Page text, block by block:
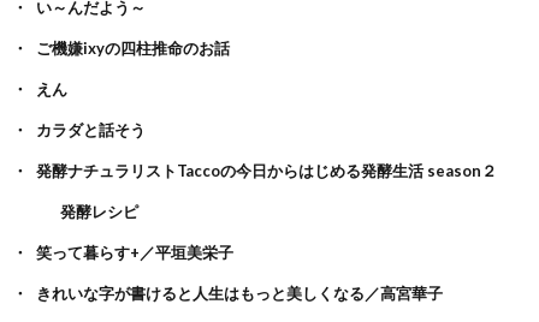
い～んだよう～
ご機嫌ixyの四柱推命のお話
えん
カラダと話そう
発酵ナチュラリストTaccoの今日からはじめる発酵生活 season２
発酵レシピ
笑って暮らす+／平垣美栄子
きれいな字が書けると人生はもっと美しくなる／高宮華子